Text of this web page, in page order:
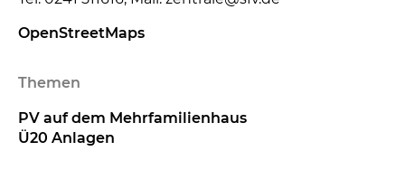
OpenStreetMaps
Themen
PV auf dem Mehrfamilienhaus
Ü20 Anlagen